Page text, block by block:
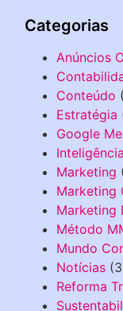
Categorias
Anúncios
Conteúdo
Estratégia
Google
Marketing
Marketing
Marketing
Método
Mundo
Notícias
Reforma